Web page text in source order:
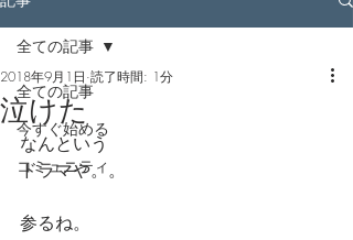
全ての記事
今すぐ始める
コミュニティ
全ての記事
泣けた
2018年9月1日 読了時間: 1分
なんという
ドラマや。。
参るね。